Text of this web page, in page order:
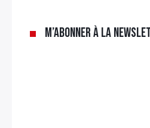
M’abonner à la